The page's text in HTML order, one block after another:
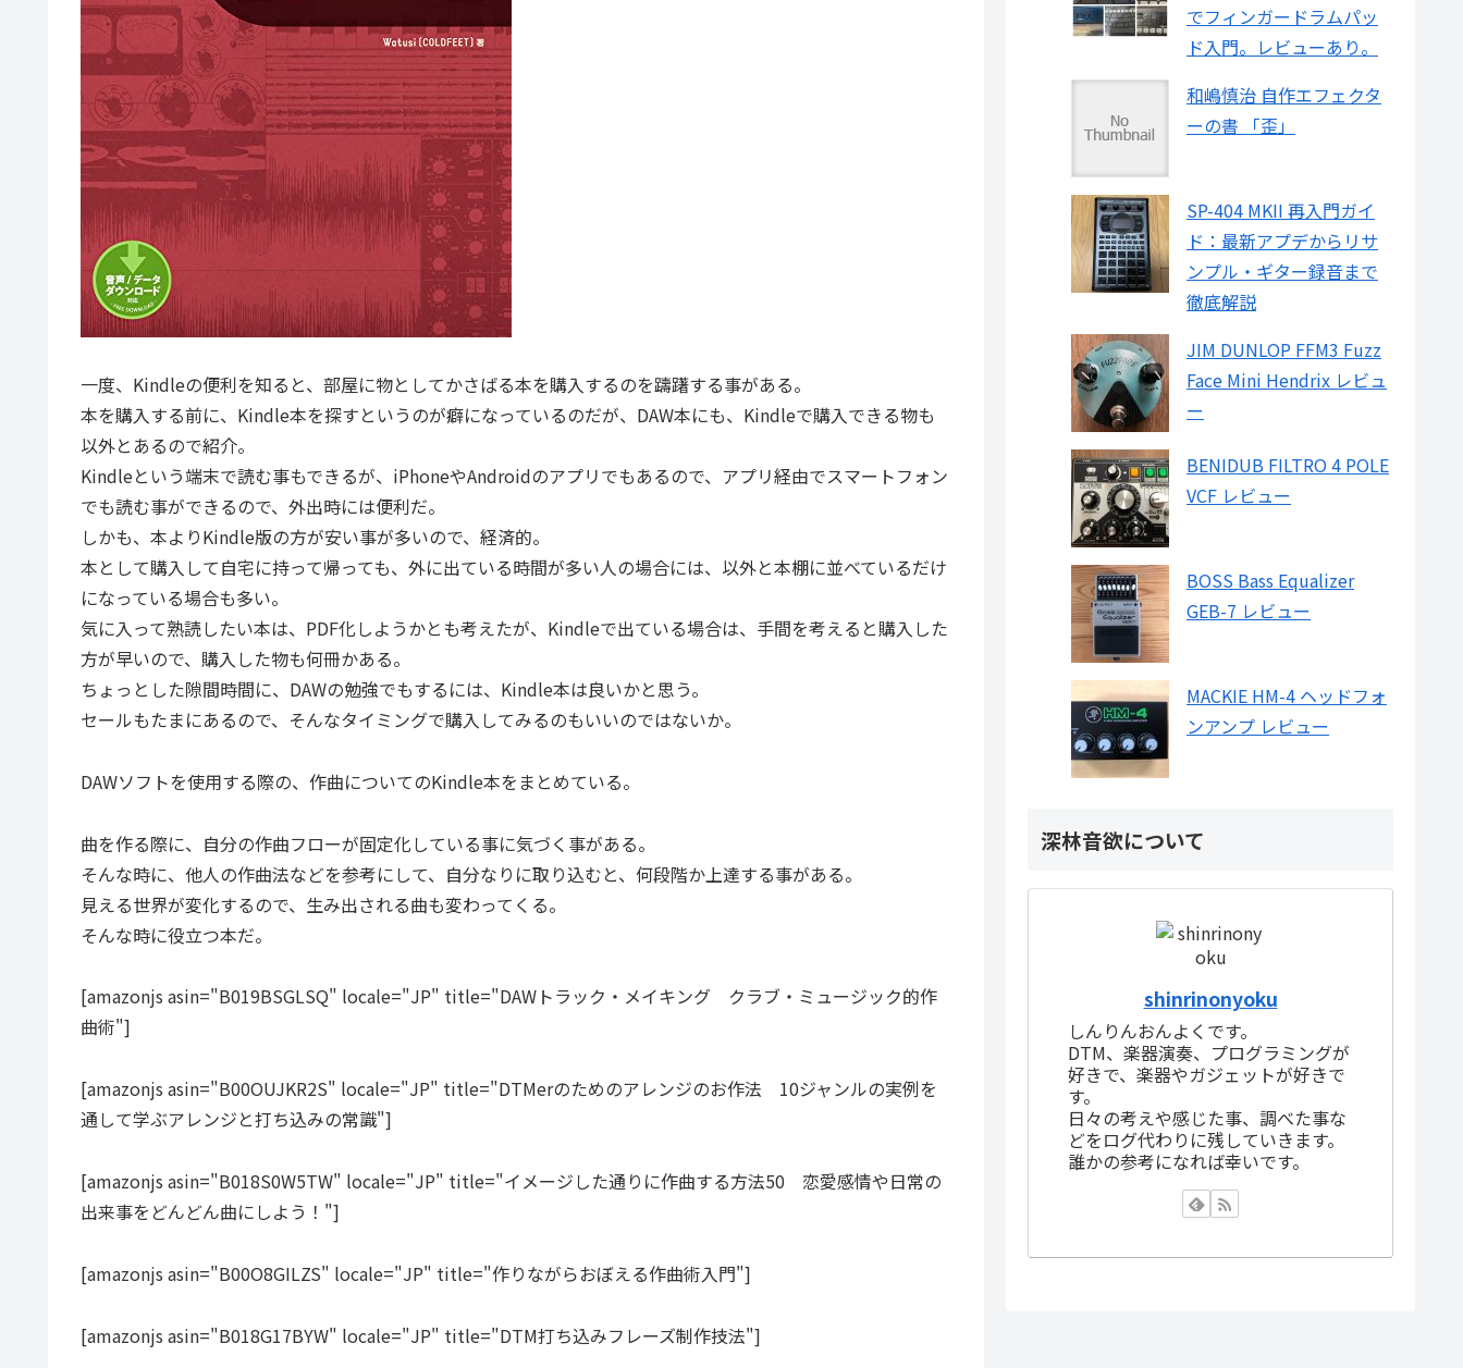
一度、Kindleの便利を知ると、部屋に物としてかさばる本を購入するのを躊躇する事がある。
本を購入する前に、Kindle本を探すというのが癖になっているのだが、DAW本にも、Kindleで購入できる物も
以外とあるので紹介。
Kindleという端末で読む事もできるが、iPhoneやAndroidのアプリでもあるので、アプリ経由でスマートフォン
でも読む事ができるので、外出時には便利だ。
しかも、本よりKindle版の方が安い事が多いので、経済的。
本として購入して自宅に持って帰っても、外に出ている時間が多い人の場合には、以外と本棚に並べているだけ
になっている場合も多い。
気に入って熟読したい本は、PDF化しようかとも考えたが、Kindleで出ている場合は、手間を考えると購入した
方が早いので、購入した物も何冊かある。
ちょっとした隙間時間に、DAWの勉強でもするには、Kindle本は良いかと思う。
セールもたまにあるので、そんなタイミングで購入してみるのもいいのではないか。
DAWソフトを使用する際の、作曲についてのKindle本をまとめている。
曲を作る際に、自分の作曲フローが固定化している事に気づく事がある。
そんな時に、他人の作曲法などを参考にして、自分なりに取り込むと、何段階か上達する事がある。
見える世界が変化するので、生み出される曲も変わってくる。
そんな時に役立つ本だ。
[amazonjs asin="B019BSGLSQ" locale="JP" title="DAWトラック・メイキング クラブ・ミュージック的作
曲術"]
[amazonjs asin="B00OUJKR2S" locale="JP" title="DTMerのためのアレンジのお作法 10ジャンルの実例を
通して学ぶアレンジと打ち込みの常識"]
[amazonjs asin="B018S0W5TW" locale="JP" title="イメージした通りに作曲する方法50 恋愛感情や日常の
出来事をどんどん曲にしよう！"]
[amazonjs asin="B00O8GILZS" locale="JP" title="作りながらおぼえる作曲術入門"]
[amazonjs asin="B018G17BYW" locale="JP" title="DTM打ち込みフレーズ制作技法"]
でフィンガードラムパッ
ド入門。レビューあり。
和嶋慎治 自作エフェクタ
ーの書 「歪」
SP-404 MKII 再入門ガイ
ド：最新アプデからリサ
ンプル・ギター録音まで
徹底解説
JIM DUNLOP FFM3 Fuzz
Face Mini Hendrix レビュ
ー
BENIDUB FILTRO 4 POLE
VCF レビュー
BOSS Bass Equalizer
GEB-7 レビュー
MACKIE HM-4 ヘッドフォ
ンアンプ レビュー
深林音欲について
shinrinonyoku
しんりんおんよくです。
DTM、楽器演奏、プログラミングが
好きで、楽器やガジェットが好きで
す。
日々の考えや感じた事、調べた事な
どをログ代わりに残していきます。
誰かの参考になれば幸いです。